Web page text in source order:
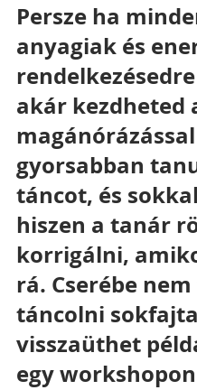
Persze ha
anyagiak és
akár kezdheted
gyorsabban
táncot, és
hiszen a tanár
korrigálni,
rá. Cserébe
táncolni
visszaüthet
egy